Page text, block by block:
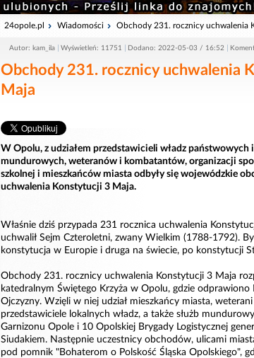
24opole.pl Wiadomości Obchody 231. rocznicy uchwalenia
Autor: kam_ila Wyświetleń: 11751 Dodano: 2022-05-03 / 16:52
Obchody 231. rocznicy uchwalenia
Maja
W Opolu, z udziałem przedstawicieli władz państwowych
mundurowych, weteranów i kombatantów, organizacji
szkolnej i mieszkańców miasta odbyły się wojewódzkie
uchwalenia Konstytucji 3 Maja.
Właśnie dziś przypada 231 rocznica uchwalenia
uchwalił Sejm Czteroletni, zwany Wielkim (1788-1792).
konstytucja w Europie i druga na świecie, po konstytucji
Obchody 231. rocznicy uchwalenia Konstytucji 3 Maja
katedralnym Świętego Krzyża w Opolu, gdzie
Ojczyzny. Wzięli w niej udział mieszkańcy miasta,
przedstawiciele lokalnych władz, a także służb
Garnizonu Opole i 10 Opolskiej Brygady Logistycznej
Siudakiem. Następnie uczestnicy obchodów, ulicami
pod pomnik "Bohaterom o Polskość Śląska Opolskiego",